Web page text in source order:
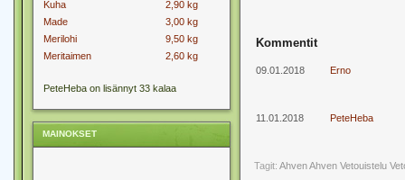
Kuha
2,90 kg
Made
3,00 kg
Merilohi
9,50 kg
Meritaimen
2,60 kg
PeteHeba on lisännyt 33 kalaa
MAINOKSET
Kommentit
09.01.2018 Erno
11.01.2018 PeteHeba
Tagit: AhvenAhven Vetouistelu